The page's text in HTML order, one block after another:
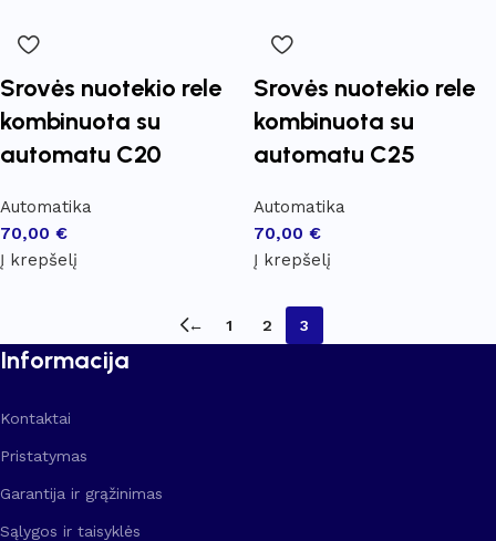
Srovės nuotekio rele
kombinuota su
automatu C20
Automatika
70,00 €
Į krepšelį
Srovės nuotekio rele
kombinuota su
automatu C25
Automatika
70,00 €
Į krepšelį
← 1 2 3
Informacija
Kontaktai
Pristatymas
Garantija ir grąžinimas
Sąlygos ir taisyklės